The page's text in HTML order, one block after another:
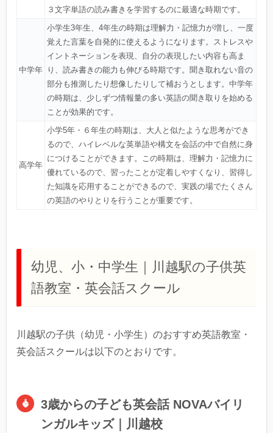
３文字単語の読み書きを学習するのに最適な時期です。
中学年
小学生3年生、4年生の時期は理解力・記憶力が増し、一度
覚えた言葉を自発的に使えるようになります。ストレスや
イントネーションを表現、自分の表現したい内容も高ま
り、読み書きの能力も伸びる時期です。聞き取れない音の
部分も推測したり想像したりして補おうとします。中学年
の時期は、少しずつ情報量の多い英語の聞き取りを始める
ことが効果的です。
高学年
小学5年・６年生の時期は、大人と似たような思考ができ
るので、ハイレベルな英単語や構文を会話の中で自然に身
につけることができます。この時期は、理解力・記憶力に
優れているので、習ったことが定着しやすくなり、習得し
た知識を応用することができるので、実践の場でたくさん
の英語のやりとりを行うことが重要です。
幼児、小・中学生｜川越駅の子供英
語教室・英会話スクール
川越駅の子供（幼児・小学生）のおすすめ英語教室・
英会話スクールは以下のとおりです。
3歳からの子ども英会話 NOVAバイリ
ンガルキッズ｜川越校